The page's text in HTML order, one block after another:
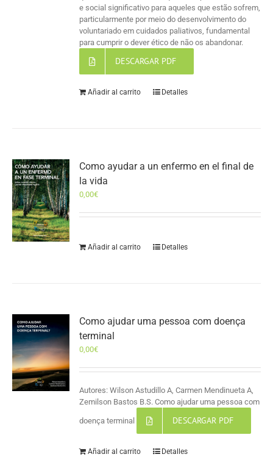
e social significativo para aqueles que estão sofrem,
particularmente por meio do desenvolvimento do
voluntariado em cuidados paliativos, fundamental
para cumprir o dever ético de não os abandonar.
DESCARGAR PDF
Añadir al carrito Detalles
Como ayudar a un enfermo en el final de
la vida
0,00€
Añadir al carrito Detalles
Como ajudar uma pessoa com doença
terminal
0,00€
Autores: Wilson Astudillo A, Carmen Mendinueta A,
Zemilson Bastos B.S. Como ajudar uma pessoa com
doença terminal DESCARGAR PDF
Añadir al carrito Detalles